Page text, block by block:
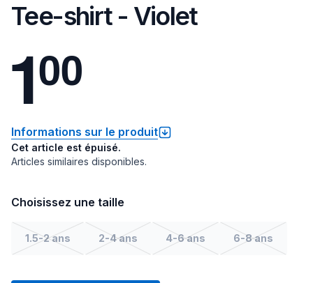
Tee-shirt - Violet
100
Informations sur le produit
Cet article est épuisé.
Articles similaires disponibles.
Choisissez une taille
1.5-2 ans 2-4 ans 4-6 ans 6-8 ans